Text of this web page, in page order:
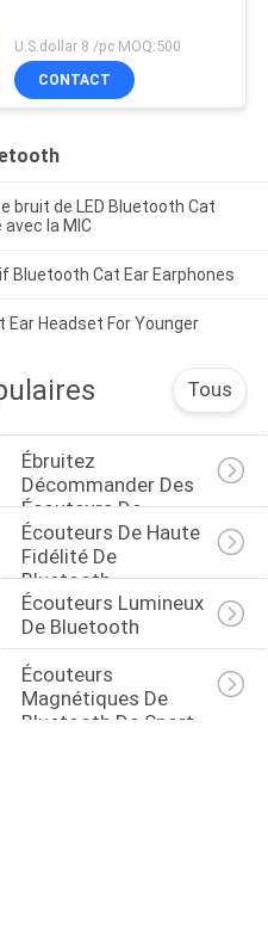
U.S.dollar 8 /pc MOQ:500
CONTACT
bruit de LED Bluetooth Cat
la MIC
Bluetooth Cat Ear Earphones
Ear Headset For Younger
Tous
Ébruitez
Décommander Des
Écouteurs De
Bluetooth
Écouteurs De Haute
Fidélité De
Bluetooth
Écouteurs Lumineux
De Bluetooth
Écouteurs
Magnétiques De
Bluetooth De Sport